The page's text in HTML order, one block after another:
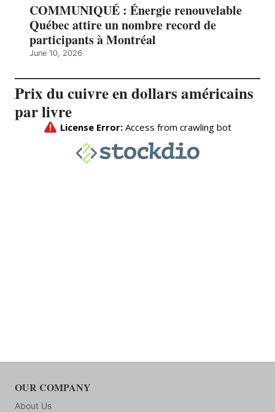
COMMUNIQUÉ : Énergie renouvelable
Québec attire un nombre record de
participants à Montréal
June 10, 2026
Prix du cuivre en dollars américains
par livre
OUR COMPANY
About Us